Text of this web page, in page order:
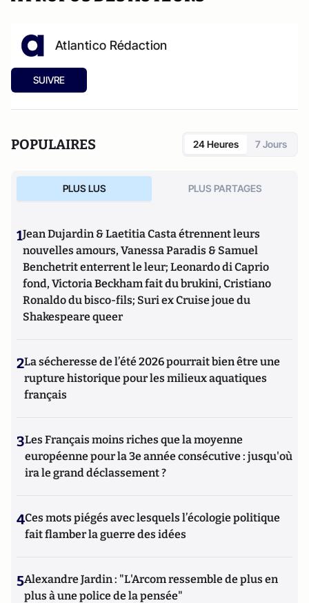
Atlantico Rédaction
SUIVRE
POPULAIRES 24 Heures 7 Jours
PLUS LUS PLUS PARTAGES
1Jean Dujardin & Laetitia Casta étrennent leurs
nouvelles amours, Vanessa Paradis & Samuel
Benchetrit enterrent le leur; Leonardo di Caprio
fond, Victoria Beckham fait du brukini, Cristiano
Ronaldo du bisco-fils; Suri ex Cruise joue du
Shakespeare queer
2La sécheresse de l’été 2026 pourrait bien être une
rupture historique pour les milieux aquatiques
français
3Les Français moins riches que la moyenne
européenne pour la 3e année consécutive : jusqu'où
ira le grand déclassement ?
4Ces mots piégés avec lesquels l’écologie politique
fait flamber la guerre des idées
5Alexandre Jardin : "L'Arcom ressemble de plus en
plus à une police de la pensée"